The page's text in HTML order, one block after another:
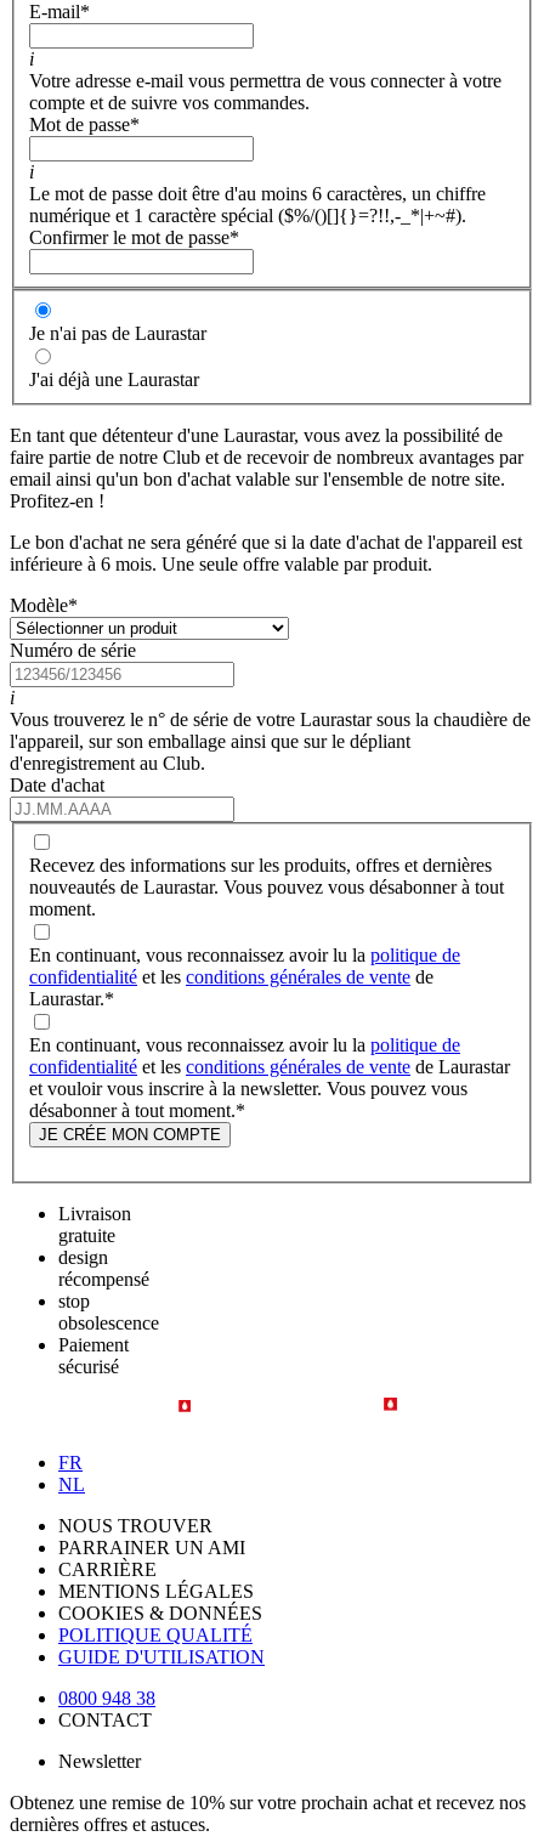
E-mail*
i
Votre adresse e-mail vous permettra de vous connecter à votre
compte et de suivre vos commandes.
Mot de passe*
i
Le mot de passe doit être d'au moins 6 caractères, un chiffre
numérique et 1 caractère spécial ($%/()[]{}=?!!,-_*|+~#).
Confirmer le mot de passe*
Je n'ai pas de Laurastar
J'ai déjà une Laurastar
En tant que détenteur d'une Laurastar, vous avez la possibilité de
faire partie de notre Club et de recevoir de nombreux avantages par
email ainsi qu'un bon d'achat valable sur l'ensemble de notre site.
Profitez-en !
Le bon d'achat ne sera généré que si la date d'achat de l'appareil est
inférieure à 6 mois. Une seule offre valable par produit.
Modèle*
Numéro de série
i
Vous trouverez le n° de série de votre Laurastar sous la chaudière de
l'appareil, sur son emballage ainsi que sur le dépliant
d'enregistrement au Club.
Date d'achat
Recevez des informations sur les produits, offres et dernières
nouveautés de Laurastar. Vous pouvez vous désabonner à tout
moment.
En continuant, vous reconnaissez avoir lu la politique de
confidentialité et les conditions générales de vente de
Laurastar.*
En continuant, vous reconnaissez avoir lu la politique de
confidentialité et les conditions générales de vente de Laurastar
et vouloir vous inscrire à la newsletter. Vous pouvez vous
désabonner à tout moment.*
JE CRÉE MON COMPTE
Livraison
gratuite
design
récompensé
stop
obsolescence
Paiement
sécurisé
FR
NL
NOUS TROUVER
PARRAINER UN AMI
CARRIÈRE
MENTIONS LÉGALES
COOKIES & DONNÉES
POLITIQUE QUALITÉ
GUIDE D'UTILISATION
0800 948 38
CONTACT
Newsletter
Obtenez une remise de 10% sur votre prochain achat et recevez nos
dernières offres et astuces.